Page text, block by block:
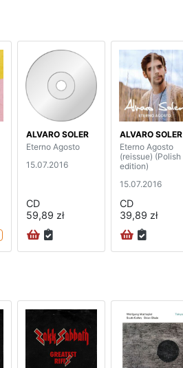
ALVARO SOLER
Eterno Agosto
15.07.2016
CD
59,89 zł
ALVARO SOLER
Eterno Agosto
(reissue) (Polish
edition)
15.07.2016
CD
39,89 zł